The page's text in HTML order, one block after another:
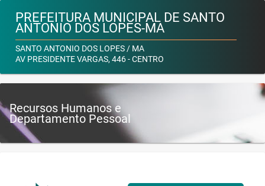
PREFEITURA MUNICIPAL DE SANTO
ANTONIO DOS LOPES-MA
SANTO ANTONIO DOS LOPES / MA
AV PRESIDENTE VARGAS, 446 - CENTRO
Recursos Humanos e
Departamento Pessoal